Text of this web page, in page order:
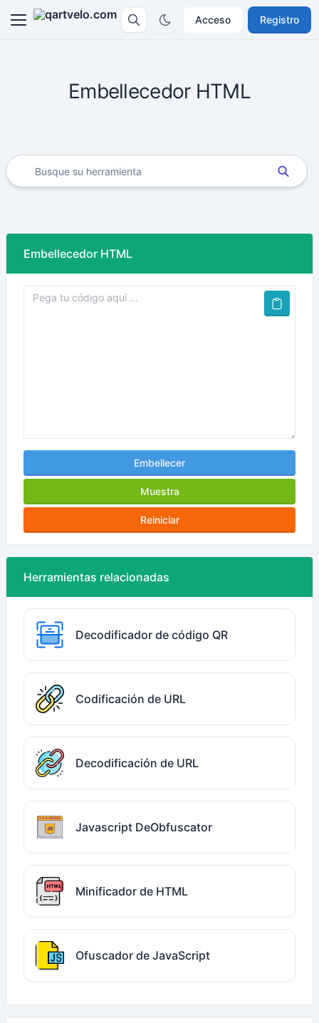
Acceso Registro
Embellecedor HTML
Embellecedor HTML
Embellecer
Muestra
Reiniciar
Herramientas relacionadas
Decodificador de código QR
Codificación de URL
Decodificación de URL
Javascript DeObfuscator
Minificador de HTML
Ofuscador de JavaScript